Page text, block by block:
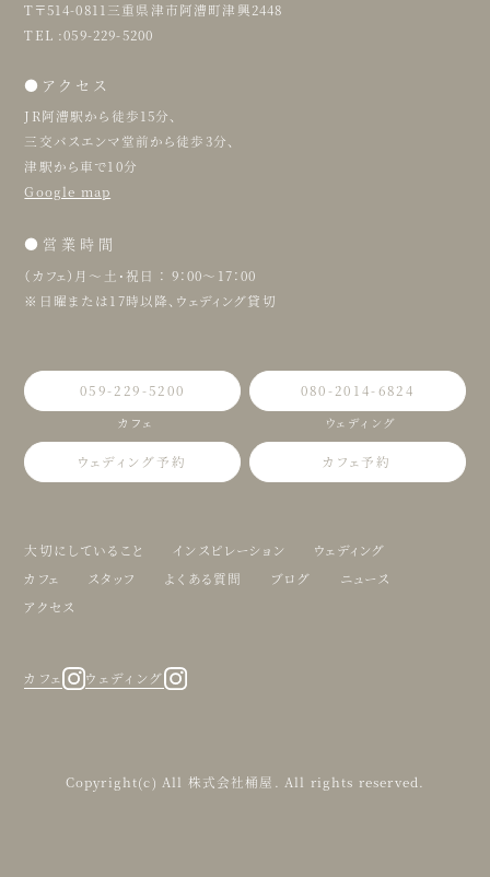
T〒514-0811三重県津市阿漕町津興2448
TEL :059-229-5200
●アクセス
JR阿漕駅から徒歩15分、
三交バスエンマ堂前から徒歩3分、
津駅から車で10分
Google map
●営業時間
（カフェ）月〜土・祝日 ： 9：00〜17：00
※日曜または17時以降、ウェディング貸切
059-229-5200
カフェ
080-2014-6824
ウェディング
ウェディング予約 カフェ予約
大切にしていること インスピレーション
ウェディング
カフェ
スタッフ よくある質問 ブログ
ニュース
アクセス
カフェ ウェディング
Copyright(c) All 株式会社桶屋. All rights reserved.